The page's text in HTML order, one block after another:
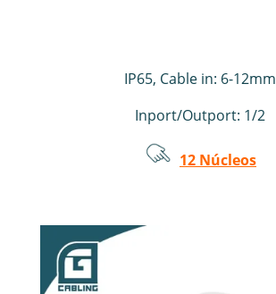
IP65, Cable in: 6-12mm
Inport/Outport: 1/2
12 Núcleos